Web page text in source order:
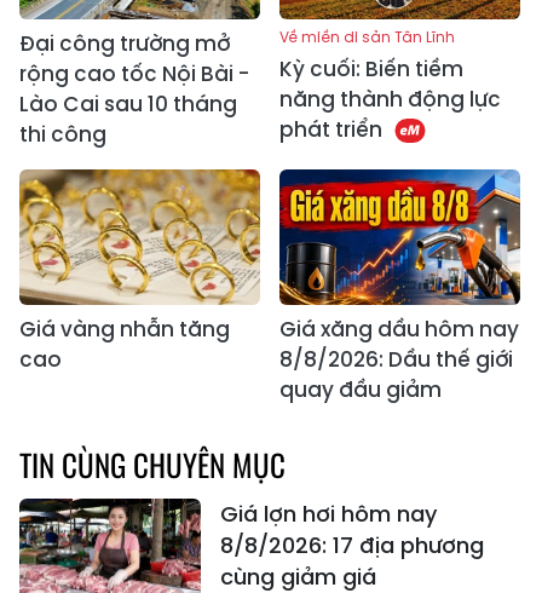
Đại công trường mở
rộng cao tốc Nội Bài -
Lào Cai sau 10 tháng
thi công
Về miền di sản Tân Lĩnh
Kỳ cuối: Biến tiềm
năng thành động lực
phát triển
Giá vàng nhẫn tăng
cao
Giá xăng dầu hôm nay
8/8/2026: Dầu thế giới
quay đầu giảm
TIN CÙNG CHUYÊN MỤC
Giá lợn hơi hôm nay
8/8/2026: 17 địa phương
cùng giảm giá